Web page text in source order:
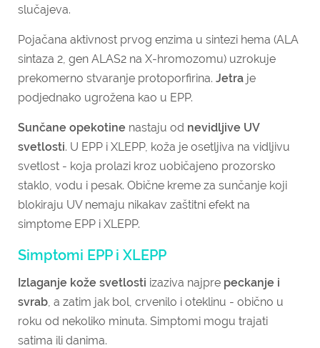
slučajeva.
Pojačana aktivnost prvog enzima u sintezi hema (ALA
sintaza 2, gen ALAS2 na X-hromozomu) uzrokuje
prekomerno stvaranje protoporfirina. Jetra je
podjednako ugrožena kao u EPP.
Sunčane opekotine nastaju od nevidljive UV
svetlosti. U EPP i XLEPP, koža je osetljiva na vidljivu
svetlost - koja prolazi kroz uobičajeno prozorsko
staklo, vodu i pesak. Obične kreme za sunčanje koji
blokiraju UV nemaju nikakav zaštitni efekt na
simptome EPP i XLEPP.
Simptomi EPP i XLEPP
Izlaganje kože svetlosti izaziva najpre peckanje i
svrab, a zatim jak bol, crvenilo i oteklinu - obično u
roku od nekoliko minuta. Simptomi mogu trajati
satima ili danima.